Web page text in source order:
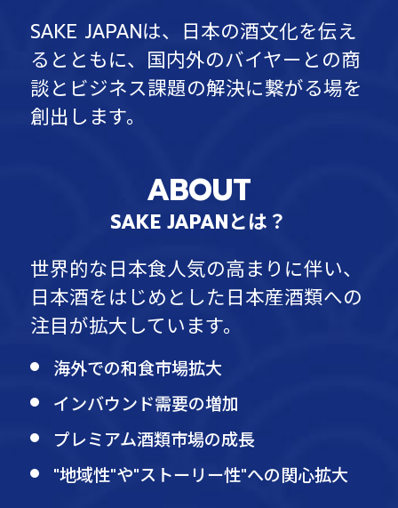
SAKE JAPANは、日本の酒文化を伝え
るとともに、 国内外のバイヤーとの商
談とビジネス課題の解決に繋がる場を
創出します。
ABOUT
SAKE JAPANとは？
世界的な日本食人気の高まりに伴い、
日本酒をはじめとした日本産酒類への
注目が拡大しています。
海外での和食市場拡大
インバウンド需要の増加
プレミアム酒類市場の成長
"地域性"や"ストーリー性"への関心拡大